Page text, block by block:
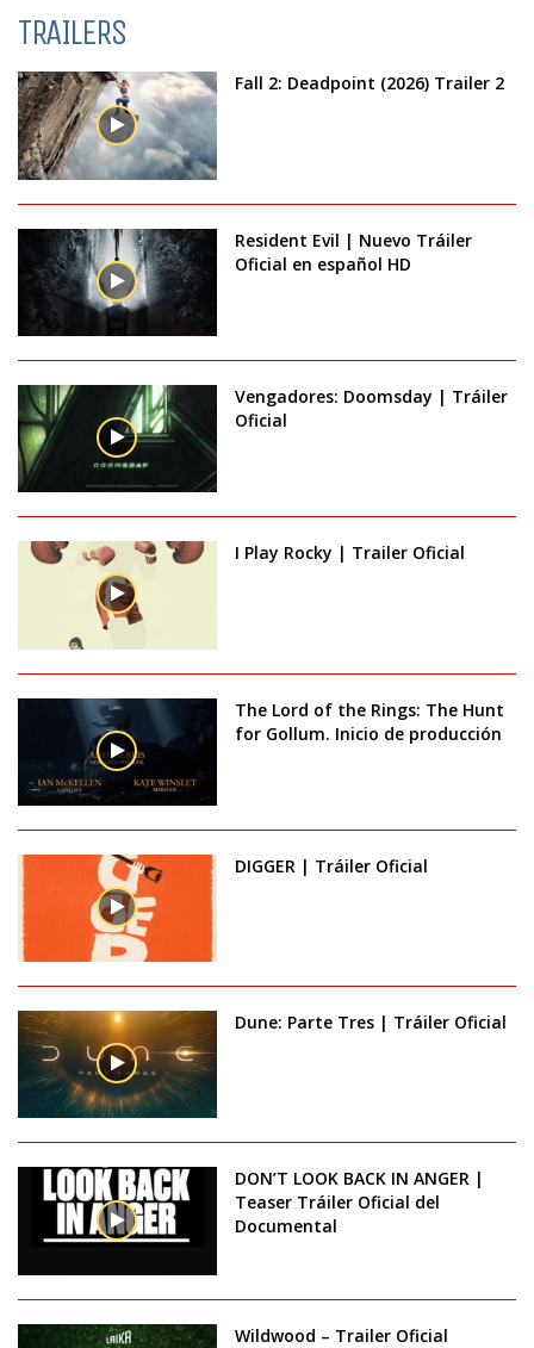
TRAILERS
Fall 2: Deadpoint (2026) Trailer 2
Resident Evil | Nuevo Tráiler
Oficial en español HD
Vengadores: Doomsday | Tráiler
Oficial
I Play Rocky | Trailer Oficial
The Lord of the Rings: The Hunt
for Gollum. Inicio de producción
DIGGER | Tráiler Oficial
Dune: Parte Tres | Tráiler Oficial
DON’T LOOK BACK IN ANGER |
Teaser Tráiler Oficial del
Documental
Wildwood – Trailer Oficial